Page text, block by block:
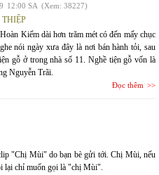
12:00 SA (Xem: 38227)
Kiếm dài hơn trăm mét có đến mấy chục
nói ngày xưa đây là nơi bán hành tỏi, sau
gỗ ở trong nhà số 11. Nghề tiện gỗ vốn là
Nguyễn Trãi.
Đọc thêm
"Chị Mùi" do bạn bè gửi tới. Chị Mùi, nếu
lại chỉ muốn gọi là "chị Mùi".